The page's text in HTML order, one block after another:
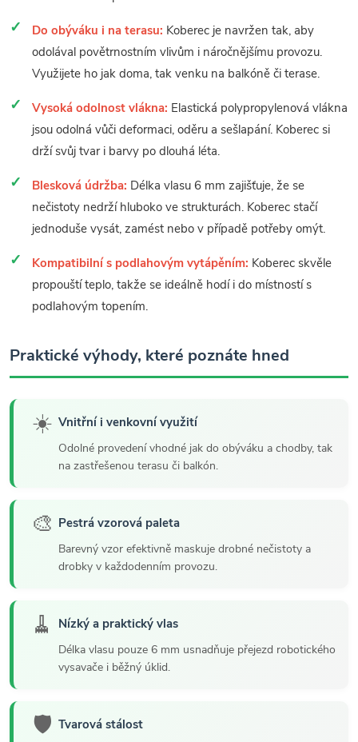
Do obýváku i na terasu: Koberec je navržen tak, aby
odolával povětrnostním vlivům i náročnějšímu provozu.
Využijete ho jak doma, tak venku na balkóně či terase.
Vysoká odolnost vlákna: Elastická polypropylenová vlákna
jsou odolná vůči deformaci, oděru a sešlapání. Koberec si
drží svůj tvar i barvy po dlouhá léta.
Blesková údržba: Délka vlasu 6 mm zajišťuje, že se
nečistoty nedrží hluboko ve strukturách. Koberec stačí
jednoduše vysát, zamést nebo v případě potřeby omýt.
Kompatibilní s podlahovým vytápěním: Koberec skvěle
propouští teplo, takže se ideálně hodí i do místností s
podlahovým topením.
Praktické výhody, které poznáte hned
☀️ Vnitřní i venkovní využití
Odolné provedení vhodné jak do obýváku a chodby, tak
na zastřešenou terasu či balkón.
🎨 Pestrá vzorová paleta
Barevný vzor efektivně maskuje drobné nečistoty a
drobky v každodenním provozu.
🧹 Nízký a praktický vlas
Délka vlasu pouze 6 mm usnadňuje přejezd robotického
vysavače i běžný úklid.
🛡️ Tvarová stálost